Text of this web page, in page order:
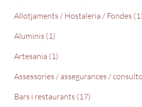
Allotjaments / Hostaleria / Fondes
Aluminis (1)
Artesania (1)
Assessories / assegurances /
Bars i restaurants (17)